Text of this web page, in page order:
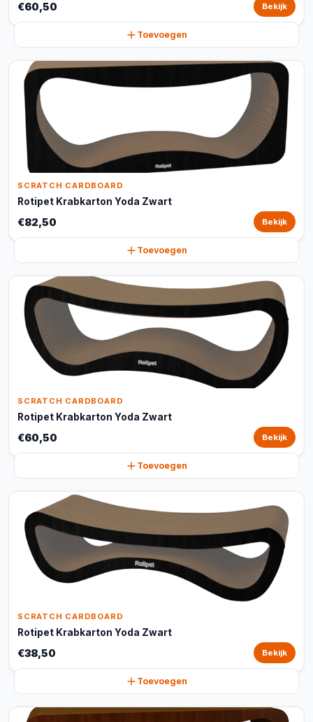
€60,50 Bekijk
Toevoegen
SCRATCH CARDBOARD
Rotipet Krabkarton Yoda Zwart
€82,50 Bekijk
Toevoegen
SCRATCH CARDBOARD
Rotipet Krabkarton Yoda Zwart
€60,50 Bekijk
Toevoegen
SCRATCH CARDBOARD
Rotipet Krabkarton Yoda Zwart
€38,50 Bekijk
Toevoegen